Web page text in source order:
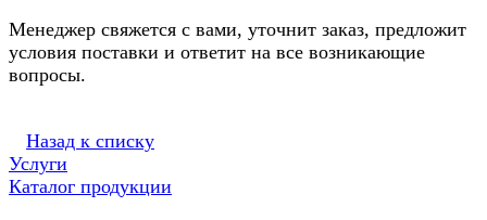
Менеджер свяжется с вами, уточнит заказ, предложит
условия поставки и ответит на все возникающие
вопросы.
Назад к списку
Услуги
Каталог продукции